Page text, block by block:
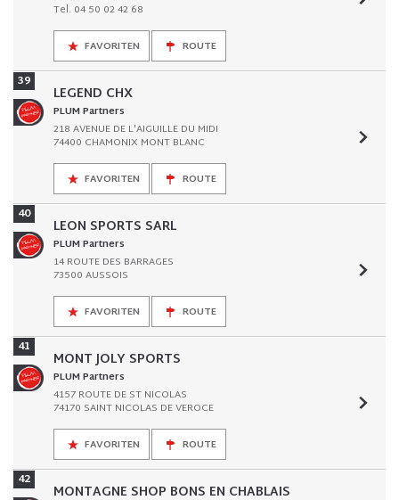
Tel. 04 50 02 42 68
FAVORITEN ROUTE
39
LEGEND CHX
PLUM Partners
218 AVENUE DE L'AIGUILLE DU MIDI
74400 CHAMONIX MONT BLANC
FAVORITEN ROUTE
40
LEON SPORTS SARL
PLUM Partners
14 ROUTE DES BARRAGES
73500 AUSSOIS
FAVORITEN ROUTE
41
MONT JOLY SPORTS
PLUM Partners
4157 ROUTE DE ST NICOLAS
74170 SAINT NICOLAS DE VEROCE
FAVORITEN ROUTE
42
MONTAGNE SHOP BONS EN CHABLAIS